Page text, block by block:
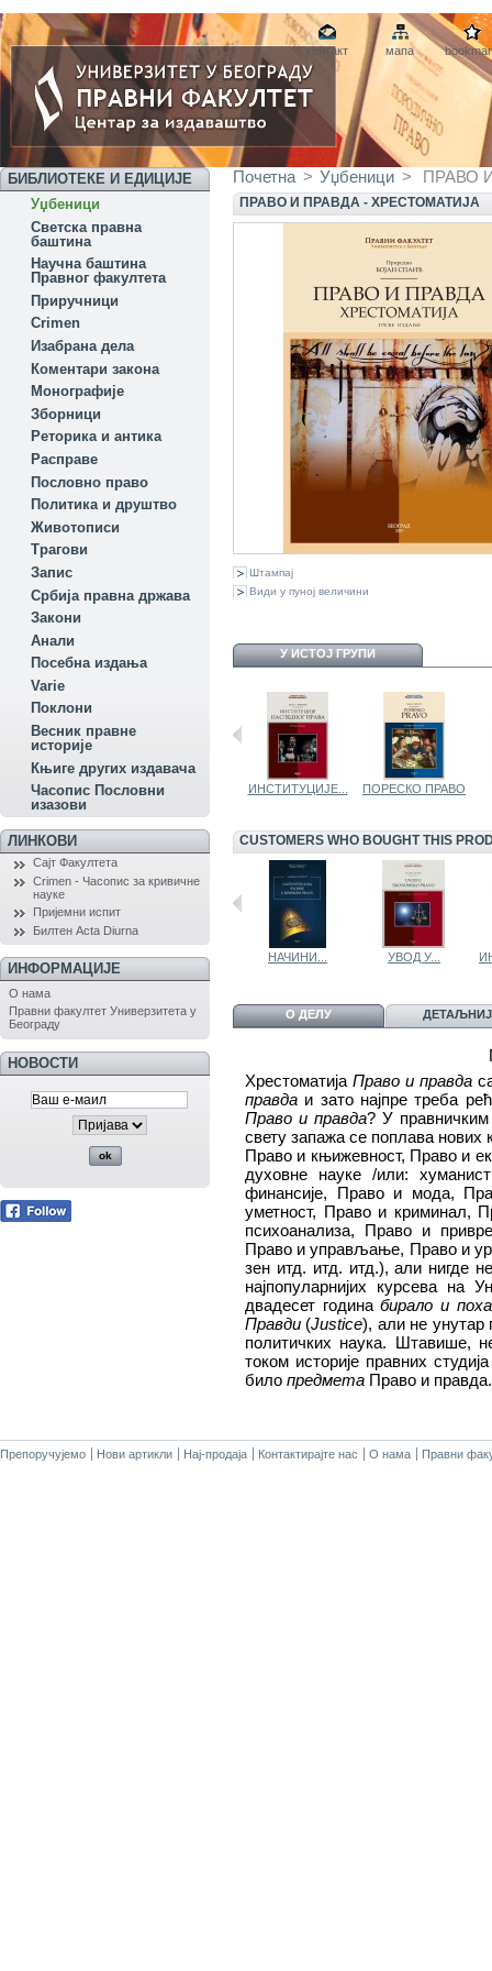
контакт мапа
БИБЛИОТЕКЕ И ЕДИЦИЈЕ
Уџбеници
Светска правна
баштина
Научна баштина
Правног факултета
Приручници
Crimen
Изабрана дела
Коментари закона
Монографије
Зборници
Реторика и антика
Расправе
Пословно право
Политика и друштво
Животописи
Трагови
Запис
Србија правна држава
Закони
Aнали
Посебна издања
Variе
Поклони
Весник правне
историје
Књиге других издавача
Часопис Пословни
изазови
ЛИНКОВИ
Сајт Факултета
Crimen - Часопис за кривичне
науке
Пријемни испит
Билтен Acta Diurna
ИНФОРМАЦИЈЕ
О нама
Правни факултет Универзитета у
Београду
НОВОСТИ
Почетна > Уџбеници > ПРАВО И
ПРАВО И ПРАВДА - ХРЕСТОМАТИЈА
Штампај
Види у пуној величини
У ИСТОЈ ГРУПИ
КРИВИЧНО... ПОРОДИЧНО... ИНСТИТУЦИЈЕ... ПОРЕСКО ПРАВО
CUSTOMERS WHO BOUGHT THIS
ПРАВО И... ... НАЧИНИ... УВОД У...
О ДЕЛУ
ХрестоматијаПраво и правда
правда и зато најпре треба
Право и правда? У
свету запажа се поплава нових
Право и књижевност, Право и
духовне науке /или:
финансије, Право и мода,
уметност, Право и криминал,
психоанализа, Право и
Право и управљање, Право и
зен итд. итд. итд.), али нигде
најпопуларнијих курсева на
двадесет годинабирало и
Правди (Justice), али не унутар
политичких наука. Штавише,
током историје правних
било предмета Право и
Препоручујемо Нови артикли Нај-продаја Контактирајте нас О нама Правни